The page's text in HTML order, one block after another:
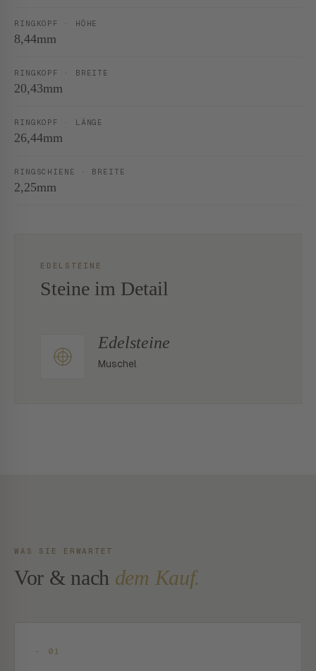
RINGKOPF · HÖHE
8,44mm
RINGKOPF · BREITE
20,43mm
RINGKOPF · LÄNGE
26,44mm
RINGSCHIENE · BREITE
2,25mm
EDELSTEINE
Steine im Detail
Edelsteine
Muschel
WAS SIE ERWARTET
Vor & nach dem Kauf.
- 01